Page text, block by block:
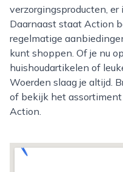
verzorgingsproducten,
Daarnaast staat Action
regelmatige
kunt shoppen. Of je nu
huishoudartikelen of
Woerden slaag je altijd.
of bekijk het
Action.